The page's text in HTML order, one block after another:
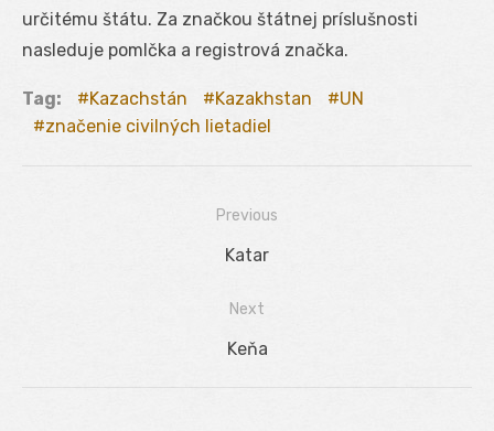
určitému štátu. Za značkou štátnej príslušnosti
nasleduje pomlčka a registrová značka.
Tag: Kazachstán Kazakhstan
UN
značenie civilných lietadiel
Previous
Previous
Katar
Next
Next
Keňa